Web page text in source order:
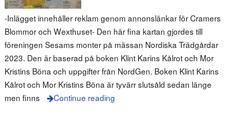
-Inlägget innehåller reklam genom annonslänkar för Cramers
Blommor och Wexthuset- Den här fina kartan gjordes till
föreningen Sesams monter på mässan Nordiska Trädgårdar
2023. Den är baserad på boken Klint Karins Kålrot och Mor
Kristins Böna och uppgifter från NordGen. Boken Klint Karins
Kålrot och Mor Kristins Böna är tyvärr slutsåld sedan länge
men finns
Continue reading